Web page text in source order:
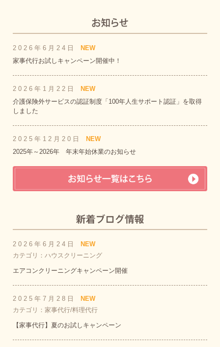
2026年6月24日
NEW
家事代行お試しキャンペーン開催中！
2026年1月22日
NEW
介護保険外サービスの認証制度「100年人生サポート認証」を取得
しました
2025年12月20日
NEW
2025年～2026年 年末年始休業のお知らせ
2026年6月24日
NEW
カテゴリ：ハウスクリーニング
エアコンクリーニングキャンペーン開催
2025年7月28日
NEW
カテゴリ：家事代行/料理代行
【家事代行】夏のお試しキャンペーン